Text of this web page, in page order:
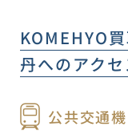
KOMEHYO
丹へのアクセ
公共交通